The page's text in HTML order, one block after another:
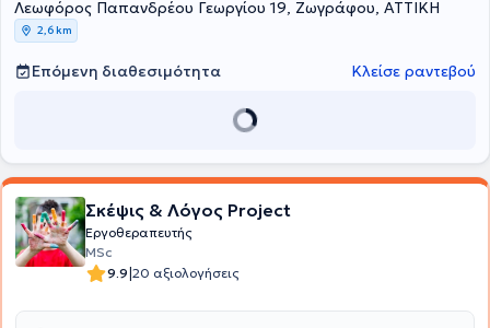
δυνατοτήτων τους. Βρίσκονται συνεχώς σε εγρήγορση και
ανανεώνουν τις μεθόδους διδασκαλίας τους, αλλά και εκτέλεσης
πιο σύγχρονα και ελεγμένα πρότυπα.
Λεωφόρος Παπανδρέου Γεωργίου 19, Ζωγράφου, ΑΤΤΙΚΗ
2,6 km
Επόμενη διαθεσιμότητα Κλείσε ραντεβού
Σκέψις & Λόγος Project
Εργοθεραπευτής
MSc
9.9|20 αξιολογήσεις